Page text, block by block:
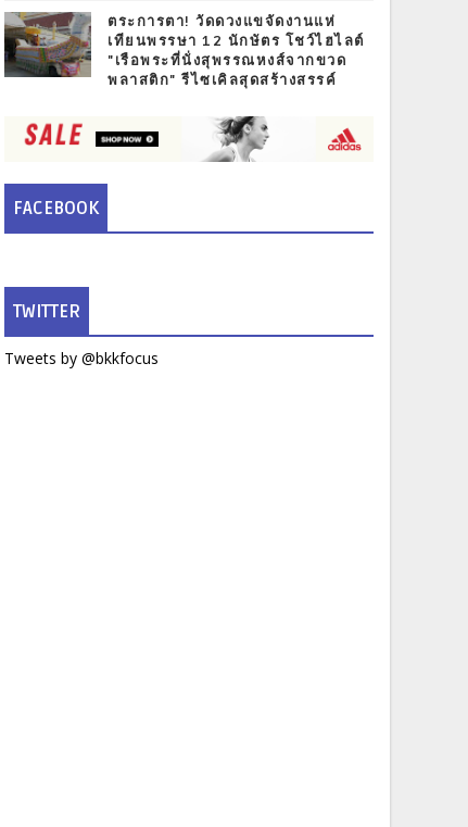
ตระการตา! วัดดวงแขจัดงานแห่
เทียนพรรษา 12 นักษัตร โชว์ไฮไลต์
"เรือพระที่นั่งสุพรรณหงส์จากขวด
พลาสติก" รีไซเคิลสุดสร้างสรรค์
FACEBOOK
TWITTER
Tweets by @bkkfocus